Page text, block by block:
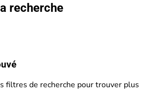
recherche
filtres de recherche pour trouver plus